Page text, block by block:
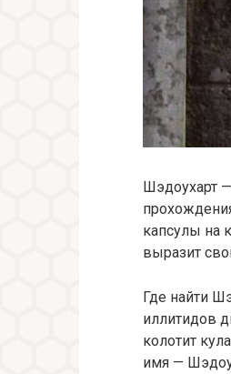
Шэдоухарт
капсулы на
выразит
Где найти
иллитидов
колотит
имя —